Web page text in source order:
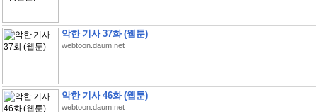
악한 기사 37화 (웹툰)
webtoon.daum.net
악한 기사 46화 (웹툰)
webtoon.daum.net